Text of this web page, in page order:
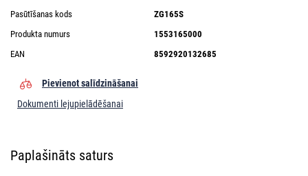
Pasūtīšanas kods
ZG165S
Produkta numurs
1553165000
EAN
8592920132685
Pievienot salīdzināšanai
Dokumenti lejupielādēšanai
Paplašināts saturs